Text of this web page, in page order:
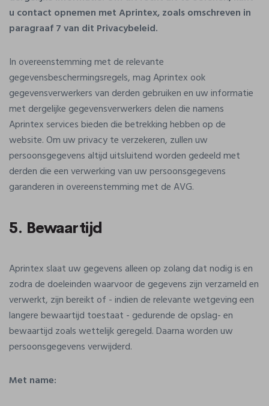
u contact opnemen met Aprintex, zoals omschreven in
paragraaf 7 van dit Privacybeleid.
In overeenstemming met de relevante
gegevensbeschermingsregels, mag Aprintex ook
gegevensverwerkers van derden gebruiken en uw informatie
met dergelijke gegevensverwerkers delen die namens
Aprintex services bieden die betrekking hebben op de
website. Om uw privacy te verzekeren, zullen uw
persoonsgegevens altijd uitsluitend worden gedeeld met
derden die een verwerking van uw persoonsgegevens
garanderen in overeenstemming met de AVG.
5. Bewaartijd
Aprintex slaat uw gegevens alleen op zolang dat nodig is en
zodra de doeleinden waarvoor de gegevens zijn verzameld en
verwerkt, zijn bereikt of - indien de relevante wetgeving een
langere bewaartijd toestaat - gedurende de opslag- en
bewaartijd zoals wettelijk geregeld. Daarna worden uw
persoonsgegevens verwijderd.
Met name: